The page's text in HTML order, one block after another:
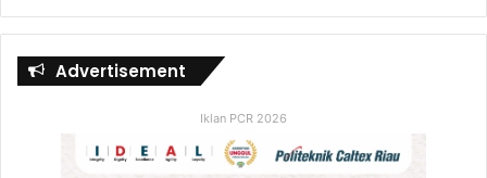
Advertisement
Iklan PCR 2026